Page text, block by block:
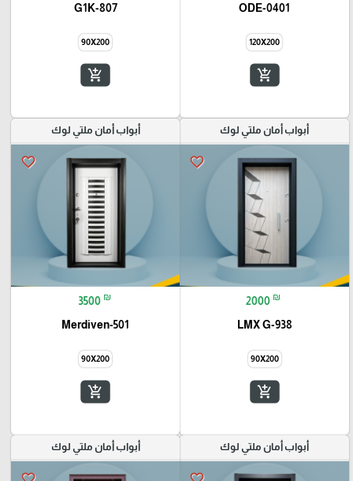
ODE-0401
120X200
add_shopping_cart
G1K-807
90X200
add_shopping_cart
أبواب أمان ملتي لوك
favorite_border
2000 ₪
LMX G-938
90X200
add_shopping_cart
أبواب أمان ملتي لوك
favorite_border
3500 ₪
Merdiven-501
90X200
add_shopping_cart
أبواب أمان ملتي لوك أبواب أمان ملتي لوك